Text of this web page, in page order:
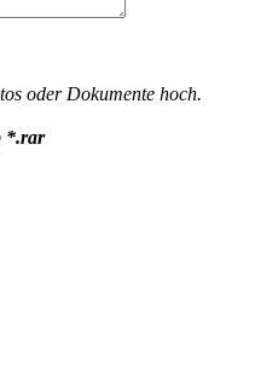
oder Dokumente hoch.
*.rar